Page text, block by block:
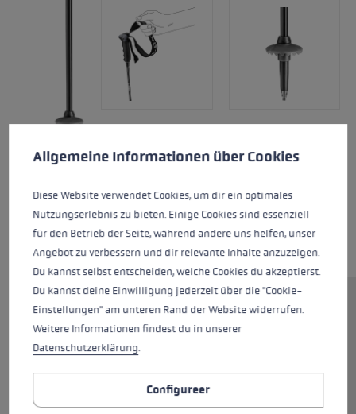
Alle skiërs die op zoek zijn naar
een hoogwaardige carbon
skistok met een klassieke strap,
Neolite Carbon. De Pro G PAS grip
garandeert een bijzonder
This website uses cookies to give you the best possible experience.
Allgemeine Informationen über Cookies
Diese Website verwendet Cookies, um dir ein optimales
Nutzungserlebnis zu bieten. Einige Cookies sind essenziell
für den Betrieb der Seite, während andere uns helfen, unser
Angebot zu verbessern und dir relevante Inhalte anzuzeigen.
Du kannst selbst entscheiden, welche Cookies du akzeptierst.
Du kannst deine Einwilligung jederzeit über die "Cookie-
Einstellungen" am unteren Rand der Website widerrufen.
Weitere Informationen findest du in unserer
Datenschutzerklärung.
Configureer